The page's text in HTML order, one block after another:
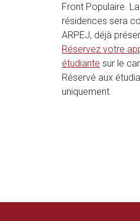
Front Populaire.
résidences sera
ARPEJ, déjà
Réservez votre
étudiante sur le
Réservé aux
uniquement.